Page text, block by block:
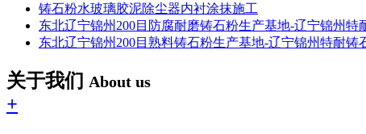
铸石粉水玻璃胶泥除尘器内衬涂抹施工
东北辽宁锦州200目防腐耐磨铸石粉生产基地-辽宁锦州特
东北辽宁锦州200目熟料铸石粉生产基地-辽宁锦州特耐铸
关于我们 About us
+